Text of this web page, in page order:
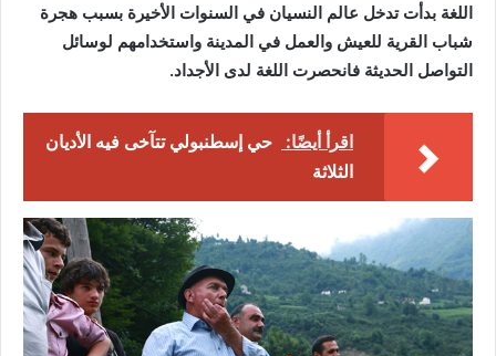
اللغة بدأت تدخل عالم النسيان في السنوات الأخيرة بسبب هجرة
شباب القرية للعيش والعمل في المدينة واستخدامهم لوسائل
التواصل الحديثة فانحصرت اللغة لدى الأجداد.
اقرأ أيضًا:
حي إسطنبولي تتآخى فيه الأديان
الثلاثة